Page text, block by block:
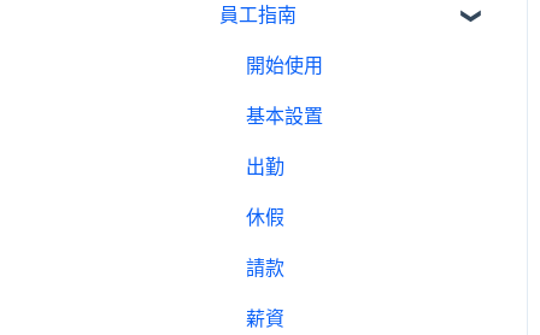
邀請制度
員工指南
開始使用
基本設置
出勤
休假
請款
薪資